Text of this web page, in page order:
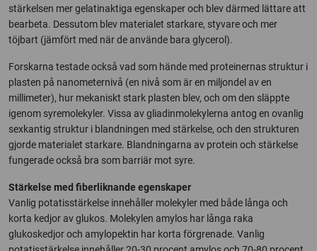
stärkelsen mer gelatinaktiga egenskaper och blev därmed lättare att
bearbeta. Dessutom blev materialet starkare, styvare och mer
töjbart (jämfört med när de använde bara glycerol).
Forskarna testade också vad som hände med proteinernas struktur i
plasten på nanometernivå (en nivå som är en miljondel av en
millimeter), hur mekaniskt stark plasten blev, och om den släppte
igenom syremolekyler. Vissa av gliadinmolekylerna antog en ovanlig
sexkantig struktur i blandningen med stärkelse, och den strukturen
gjorde materialet starkare. Blandningarna av protein och stärkelse
fungerade också bra som barriär mot syre.
Stärkelse med fiberliknande egenskaper
Vanlig potatisstärkelse innehåller molekyler med både långa och
korta kedjor av glukos. Molekylen amylos har långa raka
glukoskedjor och amylopektin har korta förgrenade. Vanlig